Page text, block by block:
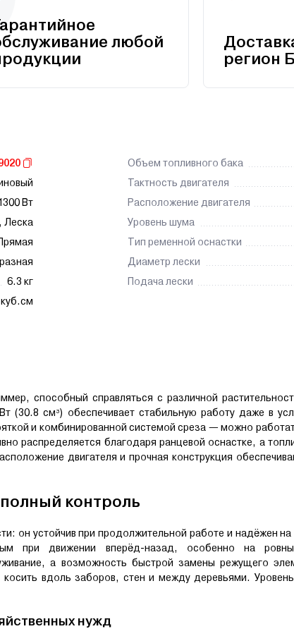
любой
регион
Вт
Леска
6.3 кг
Объем топливного бака
Тактность двигателя
Расположение двигателя
Уровень шума
Тип ременной оснастки
Диаметр лески
Подача лески
способный справляться с различной
(30.8 см³) обеспечивает стабильную работу даже в
и комбинированной системой среза — можно
распределяется благодаря ранцевой оснастке, а
двигателя и прочная конструкция
контроль
он устойчив при продолжительной работе и надёжен на
при движении вперёд-назад, особенно на
а возможность быстрой замены режущего
косить вдоль заборов, стен и между деревьями.
нужд